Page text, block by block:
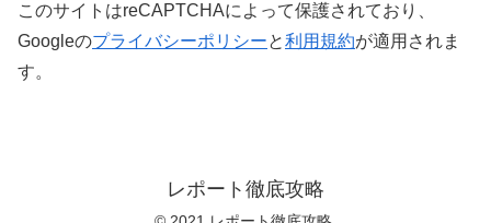
このサイトはreCAPTCHAによって保護されており、
Googleのプライバシーポリシーと利用規約が適用されま
す。
レポート徹底攻略